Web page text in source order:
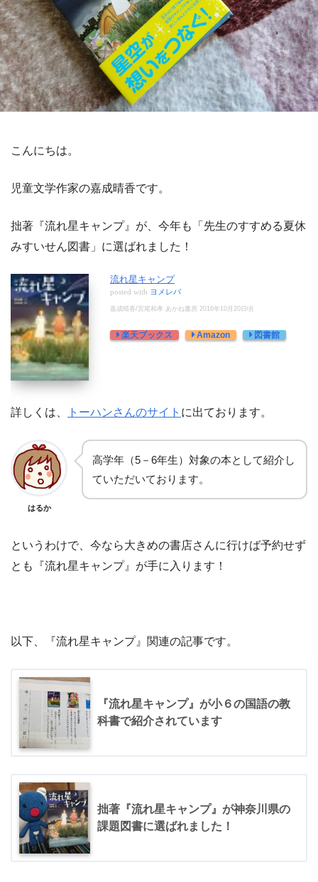
こんにちは。
児童文学作家の嘉成晴香です。
拙著『流れ星キャンプ』が、今年も「先生のすすめる夏休
みすいせん図書」に選ばれました！
流れ星キャンプ
posted with ヨメレバ
嘉成晴香/宮尾和孝 あかね書房 2016年10月20日頃
楽天ブックス Amazon 図書館
詳しくは、 トーハンさんのサイト に出ております。
はるか
高学年（5－6年生）対象の本として紹介し
ていただいております。
というわけで、今なら大きめの書店さんに行けば予約せず
とも『流れ星キャンプ』が手に入ります！
以下、『流れ星キャンプ』関連の記事です。
『流れ星キャンプ』が小６の国語の教
科書で紹介されています
拙著『流れ星キャンプ』が神奈川県の
課題図書に選ばれました！